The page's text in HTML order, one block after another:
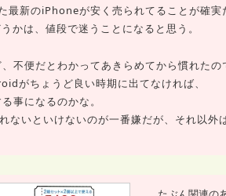
最新のiPhoneが安く売られてることが確実
かは、値段で迷うことになると思う。
不便だとわかってあきらめてから慣れたの
がちょうど良い時期に出てなければ、
事になるのかな。
ないといけないのが一番嫌だが、それ以外